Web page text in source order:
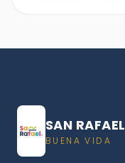
SAN RAFAEL
BUENA VIDA